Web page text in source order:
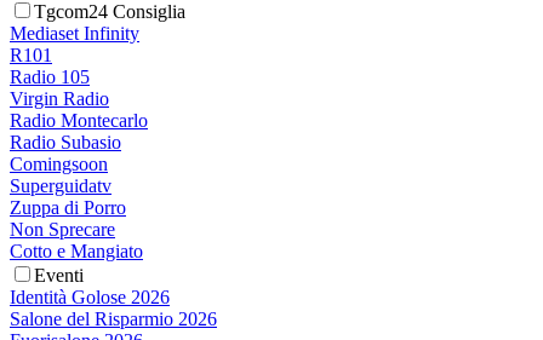
Tgcom24 Consiglia
Mediaset Infinity
R101
Radio 105
Virgin Radio
Radio Montecarlo
Radio Subasio
Comingsoon
Superguidatv
Zuppa di Porro
Non Sprecare
Cotto e Mangiato
Eventi
Identità Golose 2026
Salone del Risparmio 2026